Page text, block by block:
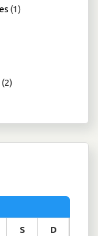
(1)
(2)
S D